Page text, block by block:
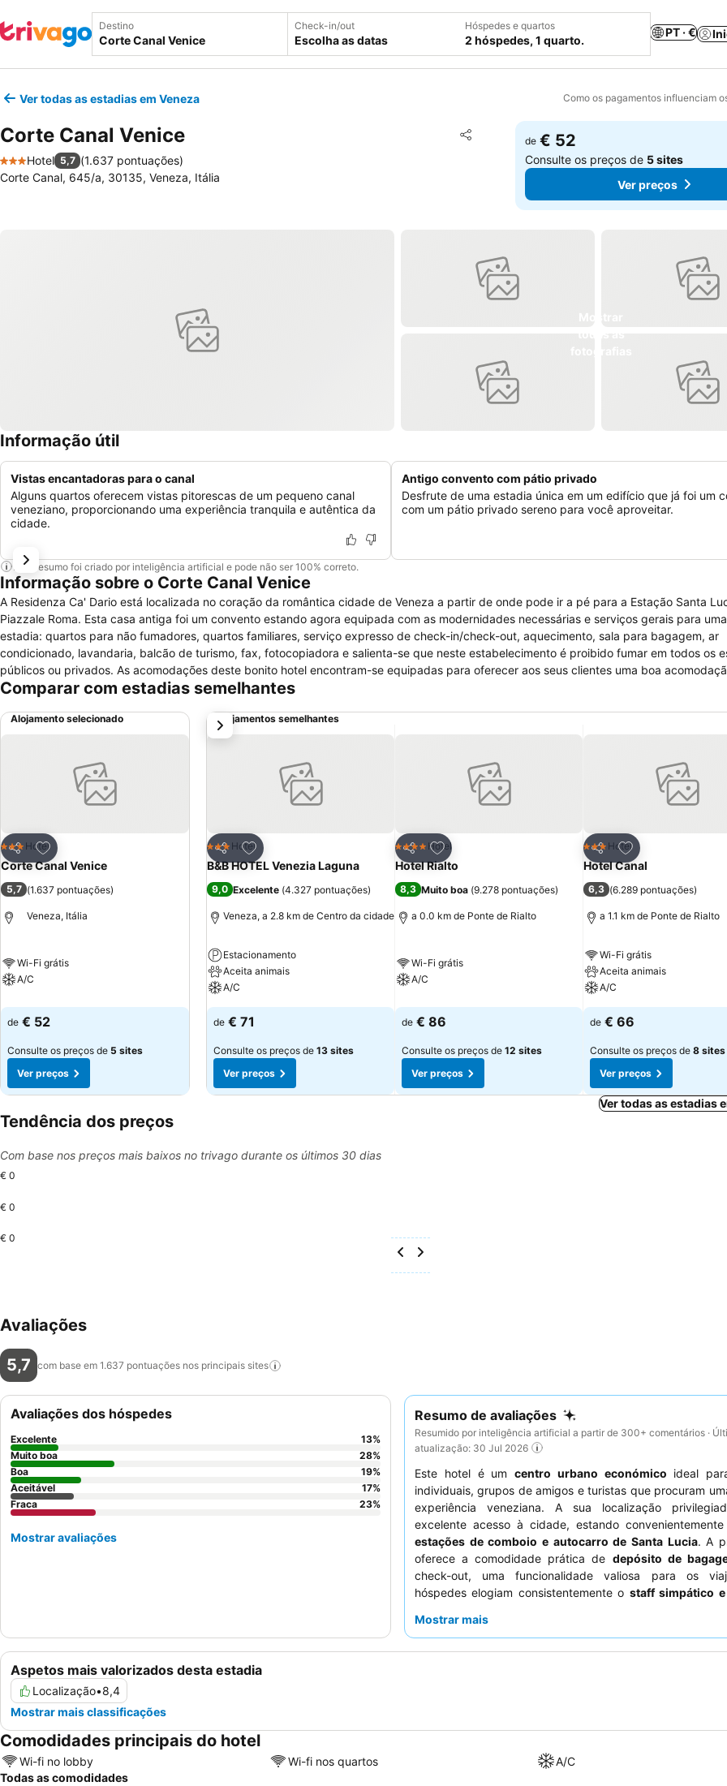
Destino Check-in/out
Escolha as datas
Hóspedes e quartos
2 hóspedes, 1 quarto.
PT · €
Ver todas as estadias em Veneza Como os pagamentos influenciam
Corte Canal Venice Partilhar
Adicionar aos favoritos
3 Estrelas
Hotel 5,7 (1.637 pontuações)
Corte Canal, 645/a, 30135, Veneza, Itália
de € 52
Consulte os preços de 5 sites
Ver preços
Informação útil
Vistas encantadoras para o canal
Alguns quartos oferecem vistas pitorescas de um pequeno canal
veneziano, proporcionando uma experiência tranquila e autêntica da
cidade.
Antigo convento com pátio privado
Desfrute de uma estadia única em um edifício que já foi um
com um pátio privado sereno para você aproveitar.
Este resumo foi criado por inteligência artificial e pode não ser 100% correto.
Informação sobre o Corte Canal Venice
A Residenza Ca' Dario está localizada no coração da romântica cidade de Veneza a partir de onde pode ir a pé para a Estação Santa
Piazzale Roma. Esta casa antiga foi um convento estando agora equipada com as modernidades necessárias e serviços gerais para
estadia: quartos para não fumadores, quartos familiares, serviço expresso de check-in/check-out, aquecimento, sala para bagagem, ar
condicionado, lavandaria, balcão de turismo, fax, fotocopiadora e salienta-se que neste estabelecimento é proibido fumar em todos os
públicos ou privados. As acomodações deste bonito hotel encontram-se equipadas para oferecer aos seus clientes uma boa
condicionado, secretária, aquecimento, casa de banho com duche, secador de cabelo, produtos de higiene pessoal, televisão por
Comparar com estadias semelhantes
Alojamento selecionado
Partilhar
Adicionar aos favoritos
3 Estrelas
Hotel
Corte Canal Venice
5,7 (1.637 pontuações)
Veneza, Itália
Wi-Fi grátis
A/C
de € 52
Consulte os preços de 5 sites
Ver preços
Alojamentos semelhantes
Partilhar
Adicionar aos favoritos
3 Estrelas
Hotel
B&B HOTEL Venezia Laguna
9,0 Excelente (4.327 pontuações)
Veneza, a 2.8 km de Centro da cidade
Estacionamento
Aceita animais
A/C
de € 71
Consulte os preços de 13 sites
Ver preços
Partilhar
Adicionar aos favoritos
4 EstrelasHotel
Hotel Rialto
8,3 Muito boa (9.278 pontuações)
a 0.0 km de Ponte de Rialto
Wi-Fi grátis
A/C
de € 86
Consulte os preços de 12 sites
Ver preços
Partilhar
Adicionar aos
3 Estrelas
Hotel
Hotel Canal
6,3 (6.289 pontuações)
a 1.1 km de Ponte de Rialto
Wi-Fi grátis
Aceita animais
A/C
de € 66
Consulte os preços de 8 sites
Ver preços
próximo
Ver todas as estadias
Tendência dos preços
Com base nos preços mais baixos no trivago durante os últimos 30 dias
€ 0
€ 0
€ 0
Avaliações
5,7 com base em 1.637 pontuações nos principais sites
Resumo de avaliações
Resumido por inteligência artificial a partir de 300+ comentários ·
atualização: 30 Jul 2026
Este hotel é umcentro urbano económico ideal
individuais, grupos de amigos e turistas que procuram
experiência veneziana. A sua localização
excelente acesso à cidade, estando
estações de comboio e autocarro de Santa Lucia. A
oferece a comodidade prática de depósito de
check-out, uma funcionalidade valiosa para os
hóspedes elogiam consistentemente o staff simpático
necessidades. Para uma estadia mais confortável,
Mostrar mais
Aspetos mais valorizados desta estadia
Localização•8,4
Mostrar mais classificações
Avaliações dos hóspedes
Excelente 13%
Muito boa
28%
Boa
19%
Aceitável
17%
Fraca
23%
Mostrar avaliações
Comodidades principais do hotel
Wi-fi no lobby Wi-fi nos quartos
A/C
Todas as comodidades